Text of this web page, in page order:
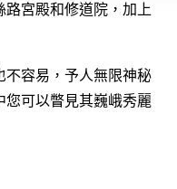
宮殿和修道院，加上
不容易，予人無限神秘
您可以瞥見其巍峨秀麗